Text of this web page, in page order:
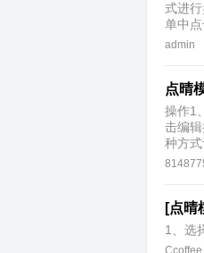
式进
单中
admin
点晴
操作1
击编
种方
[点晴
1、选
Ccoffee